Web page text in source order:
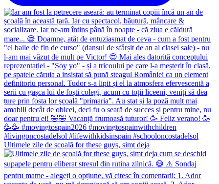
Ultimele zile de școală for these guys, simt deja